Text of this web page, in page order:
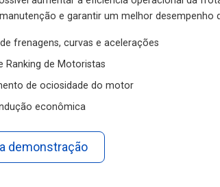
e garantir um melhor desempenho
frenagens, curvas e acelerações
Ranking de Motoristas
de ociosidade do motor
econômica
demonstração